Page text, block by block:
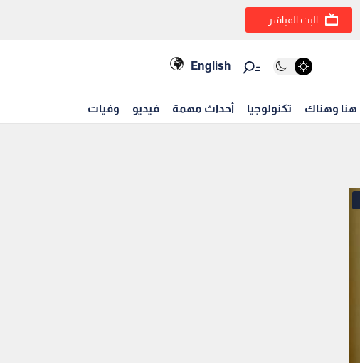
البث المباشر
English
هنا وهناك تكنولوجيا أحداث مهمة فيديو وفيات